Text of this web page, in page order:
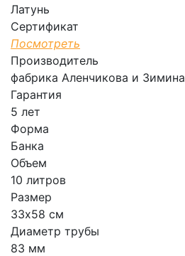
Латунь
Сертификат
Посмотреть
Производитель
фабрика Аленчикова и Зимина
Гарантия
5 лет
Форма
Банка
Объем
10 литров
Размер
33х58 см
Диаметр трубы
83 мм